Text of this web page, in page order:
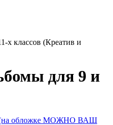
х классов (Креатив и
для 9 и
обложке МОЖНО ВАШ